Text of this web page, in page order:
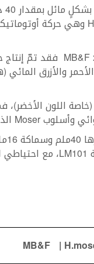
والأزرق
اللون الأخضر)،
MB&F